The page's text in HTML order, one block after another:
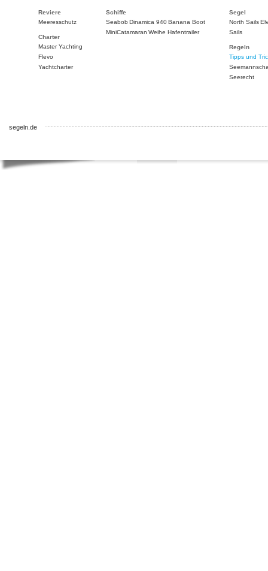
Meeresschutz
Master Yachting
Yachtcharter
SeabobDinamica 940 Banana Boot
MiniCatamaranWeihe Hafentrailer
segeln.de